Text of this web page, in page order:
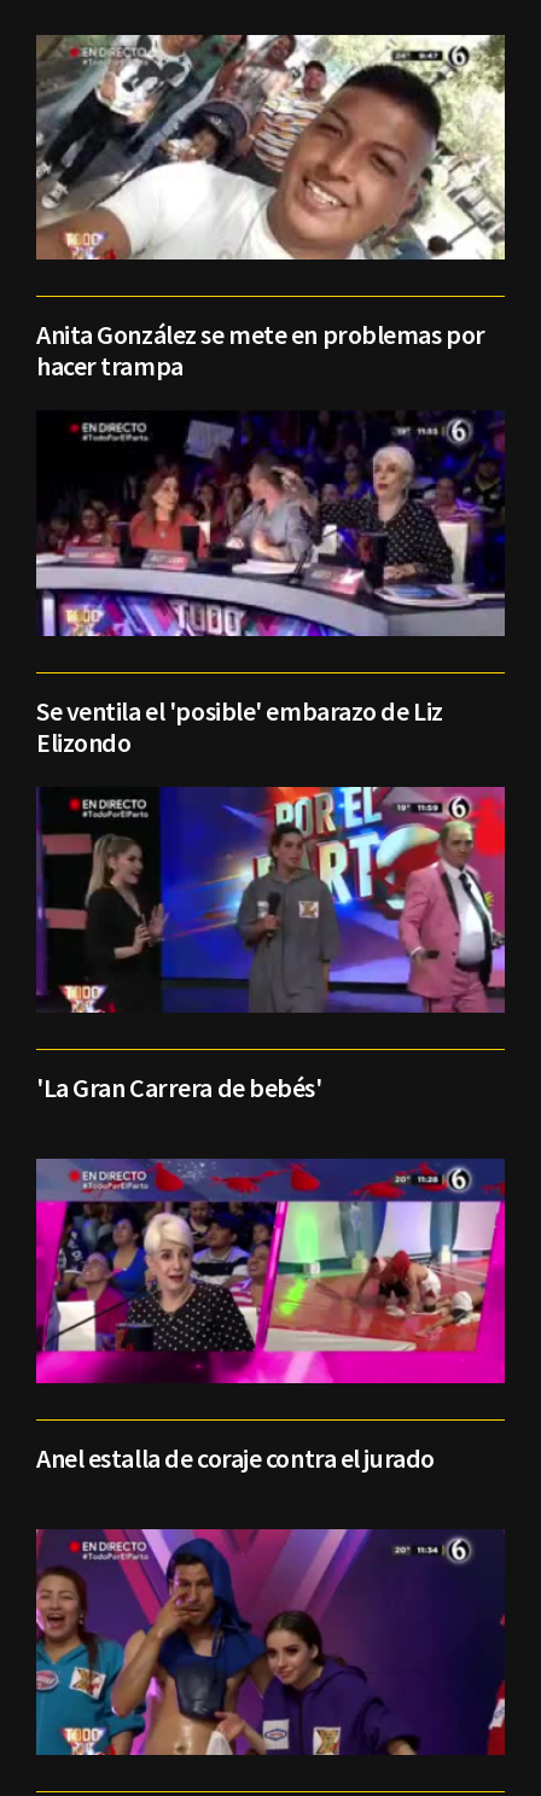
Anita González se mete en problemas por
hacer trampa
Se ventila el 'posible' embarazo de Liz
Elizondo
'La Gran Carrera de bebés'
Anel estalla de coraje contra el jurado